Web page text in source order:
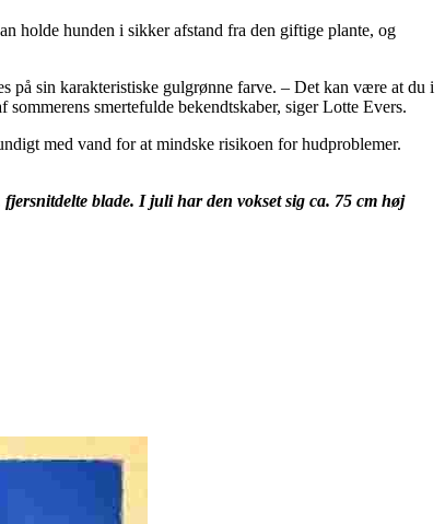
holde hunden i sikker afstand fra den giftige plante, og
på sin karakteristiske gulgrønne farve. – Det kan være at du i
smertefulde bekendtskaber, siger Lotte Evers.
med vand for at mindske risikoen for hudproblemer.
blade. I juli har den vokset sig ca. 75 cm høj